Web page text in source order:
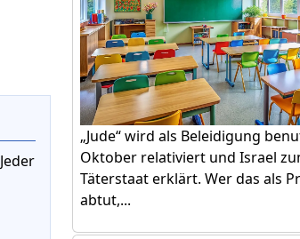
„Jude“ wird als Beleidigung
Oktober relativiert und Israel
Täterstaat erklärt. Wer das als
abtut,...